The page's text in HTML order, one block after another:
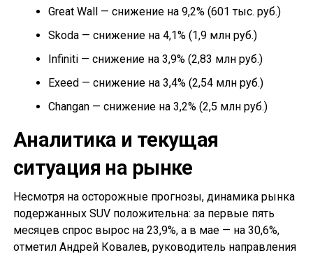
Great Wall — снижение на 9,2% (601 тыс. руб.)
Skoda — снижение на 4,1% (1,9 млн руб.)
Infiniti — снижение на 3,9% (2,83 млн руб.)
Exeed — снижение на 3,4% (2,54 млн руб.)
Changan — снижение на 3,2% (2,5 млн руб.)
Аналитика и текущая
ситуация на рынке
Несмотря на осторожные прогнозы, динамика рынка
подержанных SUV положительна: за первые пять
месяцев спрос вырос на 23,9%, а в мае — на 30,6%,
отметил Андрей Ковалев, руководитель направления